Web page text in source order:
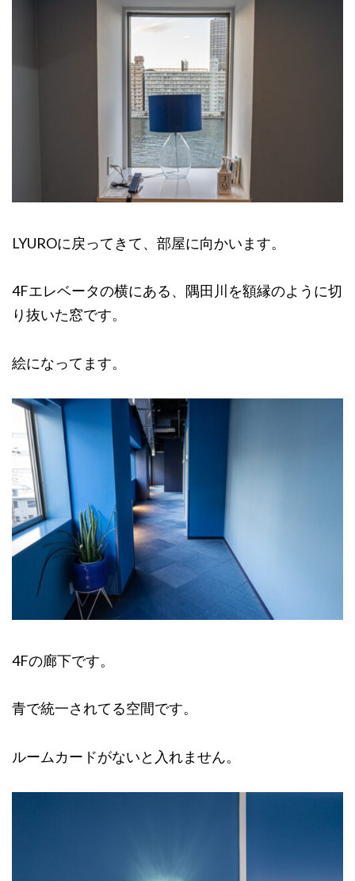
LYUROに戻ってきて、部屋に向かいます。
4Fエレベータの横にある、隅田川を額縁のように切
り抜いた窓です。
絵になってます。
4Fの廊下です。
青で統一されてる空間です。
ルームカードがないと入れません。